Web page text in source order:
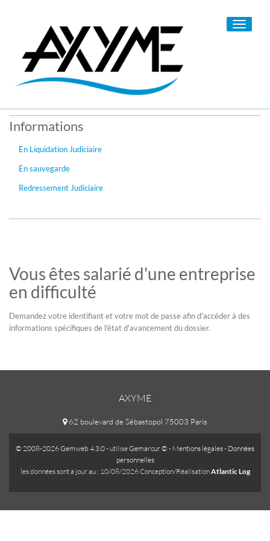
Toggle
Informations
En Liquidation Judiciaire
En sauvegarde
Redressement Judiciaire
Vous êtes salarié d'une entreprise
en difficulté
Demandez votre identifiant et votre mot de passe afin d'accéder à des
informations spécifiques de l'état d'avancement du dossier.
AXYME
62 boulevard de Sébastopol 75003 Paris
© 2008-2026 Gemweb 4.3.0- utiliseGemarcur © - Mentions légales- Données
personnelles
les données sont à jour au : 10/08/2026 Conception/RéalisationAtlantic Log